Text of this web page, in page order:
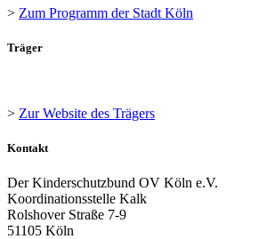
> Zum Programm der Stadt Köln
Träger
> Zur Website des Trägers
Kontakt
Der Kinderschutzbund OV Köln e.V.
Koordinationsstelle Kalk
Rolshover Straße 7-9
51105 Köln